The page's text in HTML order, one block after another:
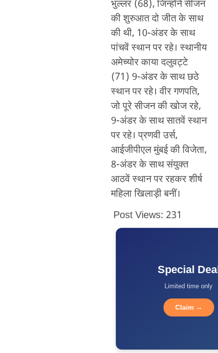
भुल्लर (68), जिन्होंने सीजन
की शुरुआत दो जीत के साथ
की थी, 10-अंडर के साथ
पांचवें स्थान पर रहे। स्थानीय
अमेच्योर काया दलुवट्टे
(71) 9-अंडर के साथ छठे
स्थान पर रहे। वीर गणपति,
जो पूरे सीजन की खोज रहे,
9-अंडर के साथ सातवें स्थान
पर रहे। प्रणवी उर्स,
आईजीपीएल मुंबई की विजेता,
8-अंडर के साथ संयुक्त
आठवें स्थान पर रहकर शीर्ष
महिला खिलाड़ी बनीं।
Post Views: 231
Special
Limited time only
Claim →